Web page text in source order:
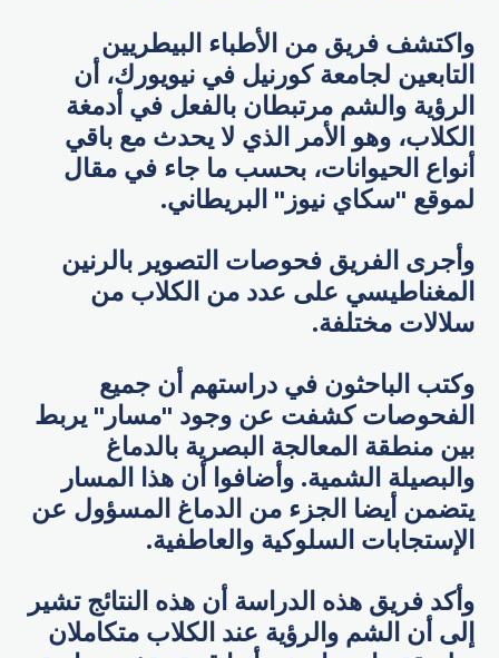
واكتشف فريق من الأطباء البيطريين
التابعين لجامعة كورنيل في نيويورك، أن
الرؤية والشم مرتبطان بالفعل في أدمغة
الكلاب، وهو الأمر الذي لا يحدث مع باقي
أنواع الحيوانات، بحسب ما جاء في مقال
لموقع "سكاي نيوز" البريطاني.
وأجرى الفريق فحوصات التصوير بالرنين
المغناطيسي على عدد من الكلاب من
سلالات مختلفة.
وكتب الباحثون في دراستهم أن جميع
الفحوصات كشفت عن وجود "مسار" يربط
بين منطقة المعالجة البصرية بالدماغ
والبصيلة الشمية. وأضافوا أن هذا المسار
يتضمن أيضا الجزء من الدماغ المسؤول عن
الإستجابات السلوكية والعاطفية.
وأكد فريق هذه الدراسة أن هذه النتائج تشير
إلى أن الشم والرؤية عند الكلاب متكاملان